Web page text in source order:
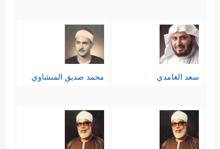
سعد الغامدي محمد صديق المنشاوي